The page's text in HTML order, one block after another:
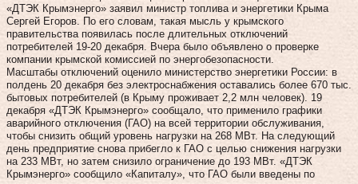
«ДТЭК Крымэнерго» заявил министр топлива и энергетики Крыма
Сергей Егоров. По его словам, такая мысль у крымского
правительства появилась после длительных отключений
потребителей 19‑20 декабря. Вчера было объявлено о проверке
компании крымской комиссией по энергобезопасности.
Масштабы отключений оценило министерство энергетики России: в
полдень 20 декабря без электроснабжения оставались более 670 тыс.
бытовых потребителей (в Крыму проживает 2,2 млн человек). 19
декабря «ДТЭК Крымэнерго» сообщало, что применило графики
аварийного отключения (ГАО) на всей территории обслуживания,
чтобы снизить общий уровень нагрузки на 268 МВт. На следующий
день предприятие снова прибегло к ГАО с целью снижения нагрузки
на 233 МВт, но затем снизило ограничение до 193 МВт. «ДТЭК
Крымэнерго» сообщило «Капиталу», что ГАО были введены по